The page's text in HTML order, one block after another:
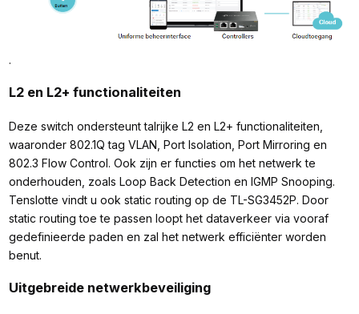
.
L2 en L2+ functionaliteiten
Deze switch ondersteunt talrijke L2 en L2+ functionaliteiten,
waaronder 802.1Q tag VLAN, Port Isolation, Port Mirroring en
802.3 Flow Control. Ook zijn er functies om het netwerk te
onderhouden, zoals Loop Back Detection en IGMP Snooping.
Tenslotte vindt u ook static routing op de TL-SG3452P. Door
static routing toe te passen loopt het dataverkeer via vooraf
gedefinieerde paden en zal het netwerk efficiënter worden
benut.
Uitgebreide netwerkbeveiliging